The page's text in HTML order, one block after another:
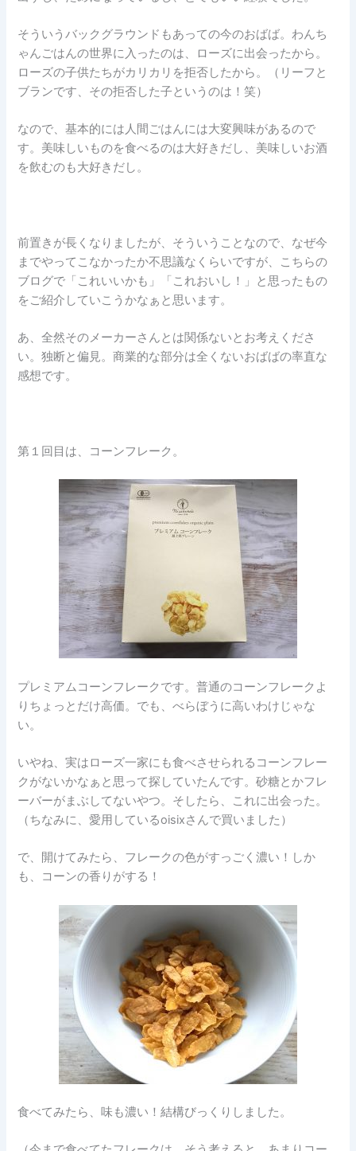
そういうバックグラウンドもあっての今のおばば。わんち
ゃんごはんの世界に入ったのは、ローズに出会ったから。
ローズの子供たちがカリカリを拒否したから。（リーフと
ブランです、その拒否した子というのは！笑）
なので、基本的には人間ごはんには大変興味があるので
す。美味しいものを食べるのは大好きだし、美味しいお酒
を飲むのも大好きだし。
前置きが長くなりましたが、そういうことなので、なぜ今
までやってこなかったか不思議なくらいですが、こちらの
ブログで「これいいかも」「これおいし！」と思ったもの
をご紹介していこうかなぁと思います。
あ、全然そのメーカーさんとは関係ないとお考えくださ
い。独断と偏見。商業的な部分は全くないおばばの率直な
感想です。
第１回目は、コーンフレーク。
プレミアムコーンフレークです。普通のコーンフレークよ
りちょっとだけ高価。でも、べらぼうに高いわけじゃな
い。
いやね、実はローズ一家にも食べさせられるコーンフレー
クがないかなぁと思って探していたんです。砂糖とかフレ
ーバーがまぶしてないやつ。そしたら、これに出会った。
（ちなみに、愛用しているoisixさんで買いました）
で、開けてみたら、フレークの色がすっごく濃い！しか
も、コーンの香りがする！
食べてみたら、味も濃い！結構びっくりしました。